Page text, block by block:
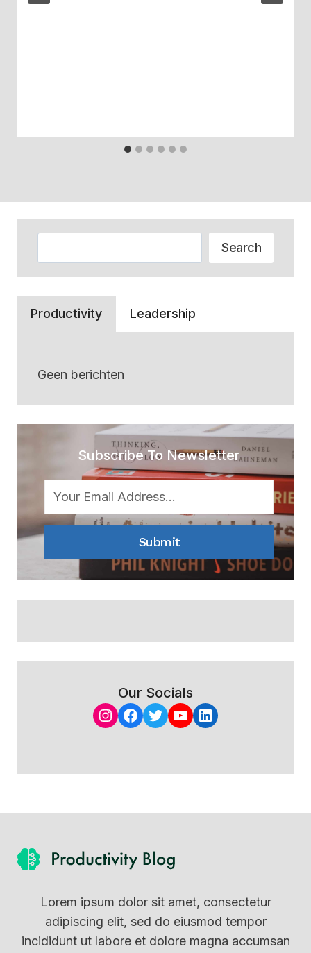
Search
Productivity Leadership
Geen berichten
Subscribe To Newsletter
Submit
Our Socials
Instagram
Facebook
Twitter
YouTube
LinkedIn
Lorem ipsum dolor sit amet, consectetur
adipiscing elit, sed do eiusmod tempor
incididunt ut labore et dolore magna accumsan